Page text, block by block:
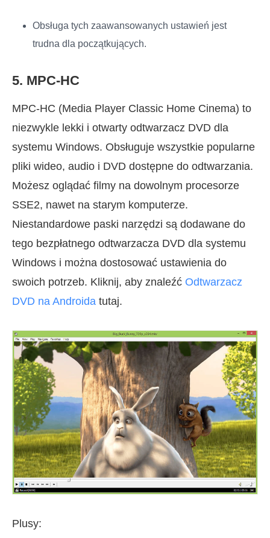
Obsługa tych zaawansowanych ustawień jest
trudna dla początkujących.
5. MPC-HC
MPC-HC (Media Player Classic Home Cinema) to
niezwykle lekki i otwarty odtwarzacz DVD dla
systemu Windows. Obsługuje wszystkie popularne
pliki wideo, audio i DVD dostępne do odtwarzania.
Możesz oglądać filmy na dowolnym procesorze
SSE2, nawet na starym komputerze.
Niestandardowe paski narzędzi są dodawane do
tego bezpłatnego odtwarzacza DVD dla systemu
Windows i można dostosować ustawienia do
swoich potrzeb. Kliknij, aby znaleźć Odtwarzacz
DVD na Androida tutaj.
Plusy: